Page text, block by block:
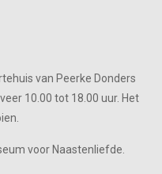
van Peerke Donders
10.00 tot 18.00 uur. Het
voor Naastenliefde.